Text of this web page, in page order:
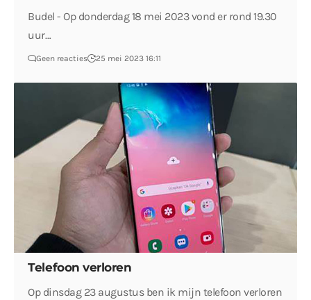
Budel - Op donderdag 18 mei 2023 vond er rond 19.30
uur…
Geen reacties 25 mei 2023 16:11
Telefoon verloren
Op dinsdag 23 augustus ben ik mijn telefoon verloren